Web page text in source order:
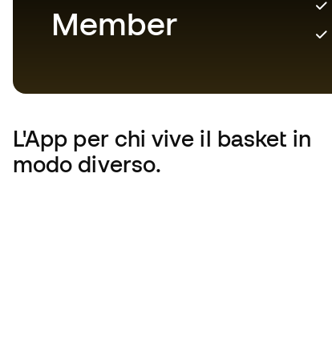
Member
L'App per chi vive il basket in
modo diverso.